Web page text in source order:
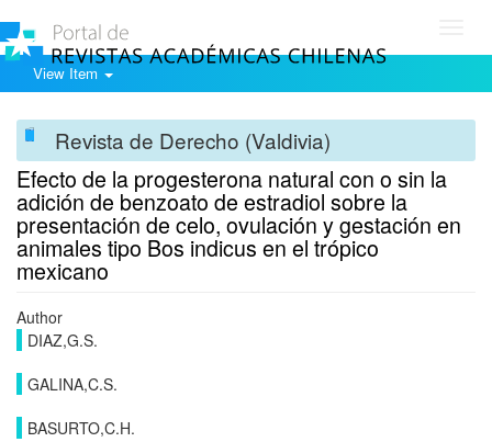
View Item
Revista de Derecho (Valdivia)
Efecto de la progesterona natural con o sin la
adición de benzoato de estradiol sobre la
presentación de celo, ovulación y gestación en
animales tipo Bos indicus en el trópico
mexicano
Author
DIAZ,G.S.
GALINA,C.S.
BASURTO,C.H.